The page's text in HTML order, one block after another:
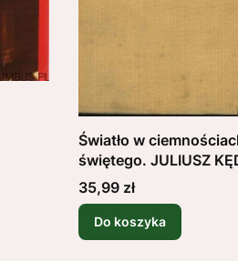
Światło w
świętego. JULIUSZ
Cena
35,99 zł
Do koszyka